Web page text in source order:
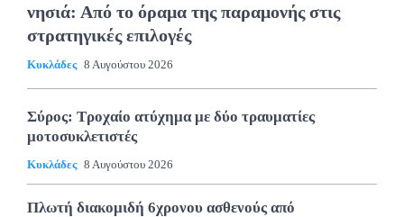
νησιά: Από το όραμα της παραμονής στις
στρατηγικές επιλογές
Κυκλάδες 8 Αυγούστου 2026
Σύρος: Τροχαίο ατύχημα με δύο τραυματίες
μοτοσυκλετιστές
Κυκλάδες 8 Αυγούστου 2026
Πλωτή διακομιδή 6χρονου ασθενούς από